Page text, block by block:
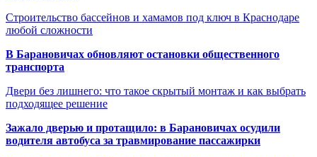
Строительство бассейнов и хамамов под ключ в Краснодаре
любой сложности
В Барановичах обновляют остановки общественного
транспорта
Двери без лишнего: что такое скрытый монтаж и как выбрать
подходящее решение
Зажало дверью и протащило: в Барановичах осудили
водителя автобуса за травмирование пассажирки